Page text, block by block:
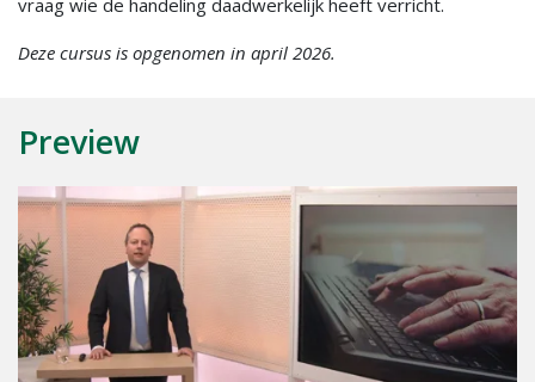
vraag wie de handeling daadwerkelijk heeft verricht.
Deze cursus is opgenomen in april 2026.
Preview